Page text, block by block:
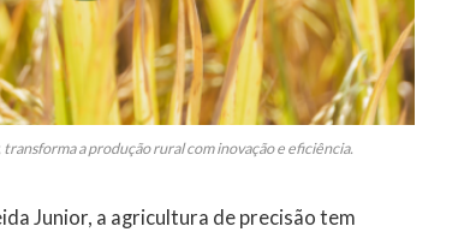
a produção rural com inovação e eficiência.
Junior, a agricultura de precisão tem